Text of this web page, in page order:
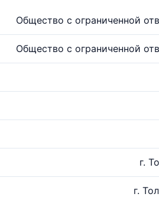
Общество с ограниченной
Общество с ограниченной
г.
г.